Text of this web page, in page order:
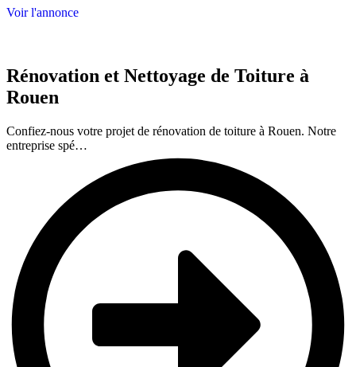
Voir l'annonce
Rénovation et Nettoyage de Toiture à
Rouen
Confiez-nous votre projet de rénovation de toiture à Rouen. Notre
entreprise spé…